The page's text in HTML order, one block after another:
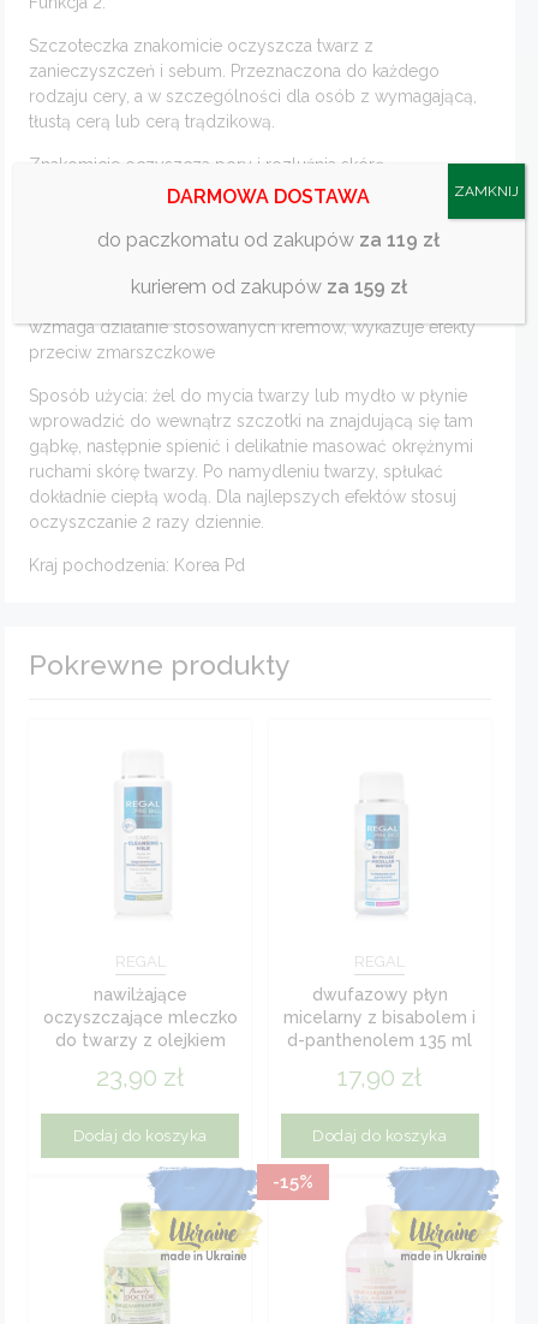
Szczoteczka znakomicie oczyszcza twarz z
zanieczyszczeń i sebum. Przeznaczona do każdego
rodzaju cery, a w szczególności dla osób z wymagającą,
tłustą cerą lub cerą trądzikową.
Znakomicie oczyszcza pory i rozluźnia skórę.
Oprócz funkcji oczyszczających doskonale masuje skórę,
przez co cera staje się jaśniejsza, zdrowa i promienna.
Poprawa krążenia w naczyniach podskórnych dodatkowo
wzmaga działanie stosowanych kremów, wykazuje efekty
przeciw zmarszczkowe
Sposób użycia: żel do mycia twarzy lub mydło w płynie
wprowadzić do wewnątrz szczotki na znajdującą się tam
gąbkę, następnie spienić i delikatnie masować okrężnymi
ruchami skórę twarzy. Po namydleniu twarzy, spłukać
dokładnie ciepłą wodą. Dla najlepszych efektów stosuj
oczyszczanie 2 razy dziennie.
Kraj pochodzenia: Korea Pd
Pokrewne produkty
REGAL
nawilżające
oczyszczające mleczko
do twarzy z olejkiem
ml regal pre bio
23,90 zł
Dodaj do koszyka
REGAL
dwufazowy płyn
micelarny z bisabolem i
d-panthenolem 135 ml
17,90 zł
Dodaj do koszyka
-15%
DARMOWA DOSTAWA
do paczkomatu od zakupów za 119 zł
kurierem od zakupów za 159 zł
ZAMKNIJ